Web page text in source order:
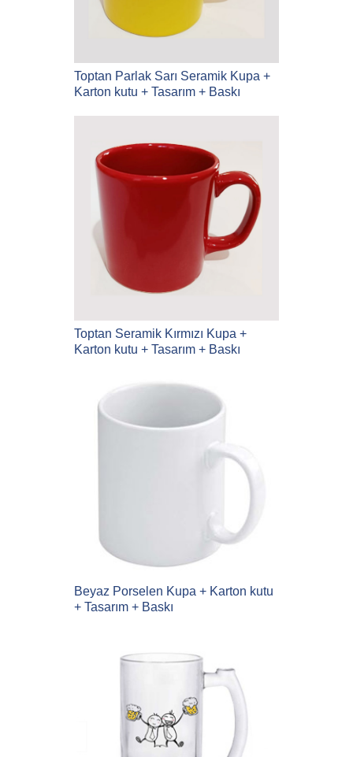
Toptan Parlak Sarı Seramik Kupa +
Karton kutu + Tasarım + Baskı
Toptan Seramik Kırmızı Kupa +
Karton kutu + Tasarım + Baskı
Beyaz Porselen Kupa + Karton kutu
+ Tasarım + Baskı